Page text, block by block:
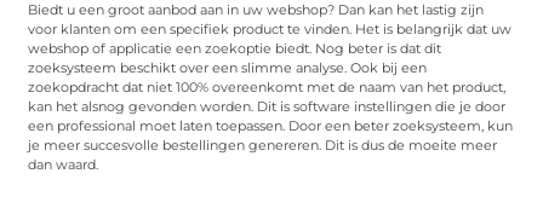
Biedt u een groot aanbod aan in uw webshop? Dan kan het lastig zijn
voor klanten om een specifiek product te vinden. Het is belangrijk dat uw
webshop of applicatie een zoekoptie biedt. Nog beter is dat dit
zoeksysteem beschikt over een slimme analyse. Ook bij een
zoekopdracht dat niet 100% overeenkomt met de naam van het product,
kan het alsnog gevonden worden. Dit is software instellingen die je door
een professional moet laten toepassen. Door een beter zoeksysteem, kun
je meer succesvolle bestellingen genereren. Dit is dus de moeite meer
dan waard.